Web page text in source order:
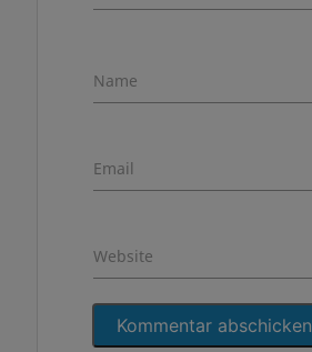
Name
Email
Website